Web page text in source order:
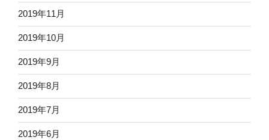
2019年11月
2019年10月
2019年9月
2019年8月
2019年7月
2019年6月